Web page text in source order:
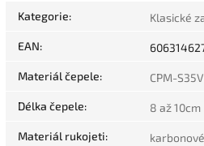
Kategorie: Klasické
EAN:
Materiál čepele: CPM-
Délka čepele: 8 až 10cm
Materiál rukojeti: